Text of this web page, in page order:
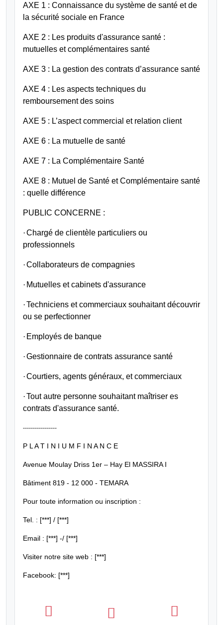
AXE 1 : Connaissance du système de santé et de
la sécurité sociale en France
AXE 2 : Les produits d'assurance santé :
mutuelles et complémentaires santé
AXE 3 : La gestion des contrats d’assurance santé
AXE 4 : Les aspects techniques du
remboursement des soins
AXE 5 : L’aspect commercial et relation client
AXE 6 : La mutuelle de santé
AXE 7 : La Complémentaire Santé
AXE 8 : Mutuel de Santé et Complémentaire santé
: quelle différence
PUBLIC CONCERNE :
·Chargé de clientèle particuliers ou
professionnels
·Collaborateurs de compagnies
· Mutuelles et cabinets d'assurance
·Techniciens et commerciaux souhaitant découvrir
ou se perfectionner
· Employés de banque
·Gestionnaire de contrats assurance santé
·Courtiers, agents généraux, et commerciaux
·Tout autre personne souhaitant maîtriser es
contrats d'assurance santé.
-----------------
P L A T I N I U M F I N A N C E
Avenue Moulay Driss 1er – Hay El MASSIRA I
Bâtiment 819 - 12 000 - TEMARA
Pour toute information ou inscription :
Tel. : [***] / [***]
Email : [***] -/ [***]
Visiter notre site web : [***]
Facebook: [***]